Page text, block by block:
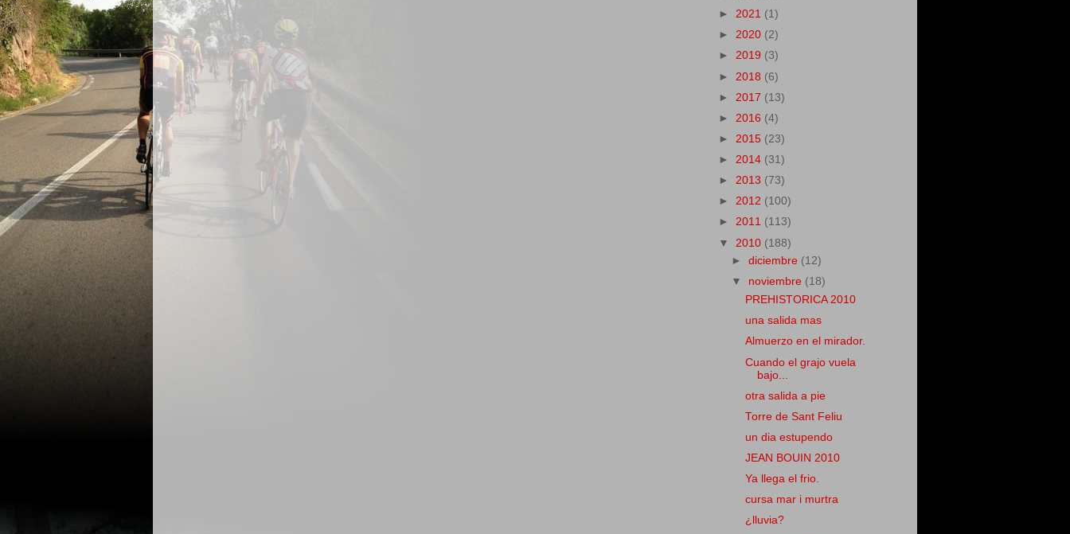
► 2021 (1)
► 2020 (2)
► 2019 (3)
► 2018 (6)
► 2017 (13)
► 2016 (4)
► 2015 (23)
► 2014 (31)
► 2013 (73)
► 2012 (100)
► 2011 (113)
▼ 2010 (188)
►diciembre (12)
▼ noviembre (18)
PREHISTORICA 2010
una salida mas
Almuerzo en el mirador.
Cuando el grajo vuela
bajo...
otra salida a pie
Torre de Sant Feliu
un dia estupendo
JEAN BOUIN 2010
Ya llega el frio.
cursa mar i murtra
¿lluvia?